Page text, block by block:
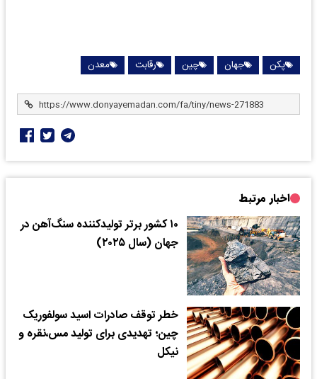
پکن جهان چین رقابت معدن
اخبار مرتبط
۱۰ کشور برتر تولیدکننده سنگ‌آهن در
جهان (سال ۲۰۲۵)
خطر توقف صادرات اسید سولفوریک
چین؛ تهدیدی برای تولید مس،نقره و
نیکل